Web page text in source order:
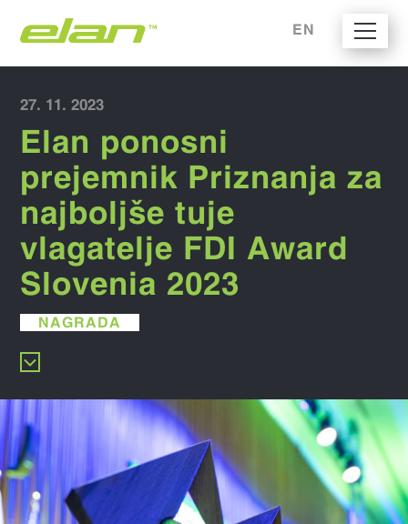
EN
27. 11. 2023
Elan ponosni
prejemnik Priznanja za
najboljše tuje
vlagatelje FDI Award
Slovenia 2023
NAGRADA